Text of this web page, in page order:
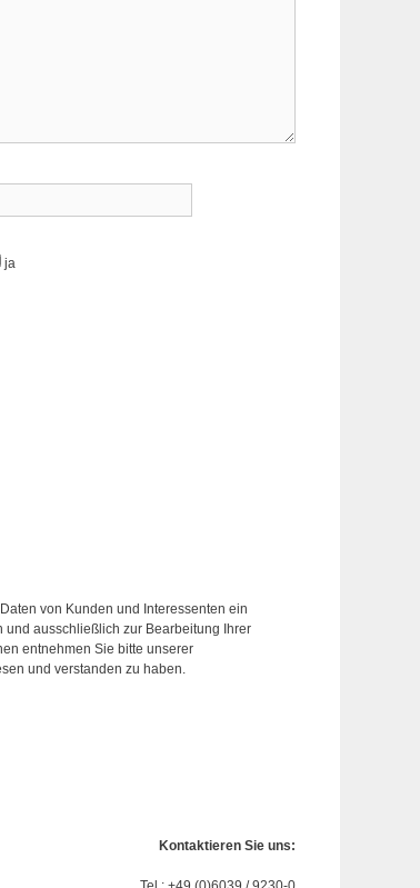
ja
von Kunden und Interessenten ein
ausschließlich zur Bearbeitung Ihrer
entnehmen Sie bitte unserer
und verstanden zu haben.
Kontaktieren Sie uns: